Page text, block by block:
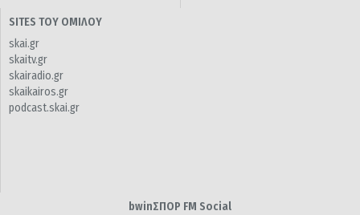
SITES ΤΟΥ ΟΜΙΛΟΥ
skai.gr
skaitv.gr
skairadio.gr
skaikairos.gr
podcast.skai.gr
bwinΣΠΟΡ FM Social